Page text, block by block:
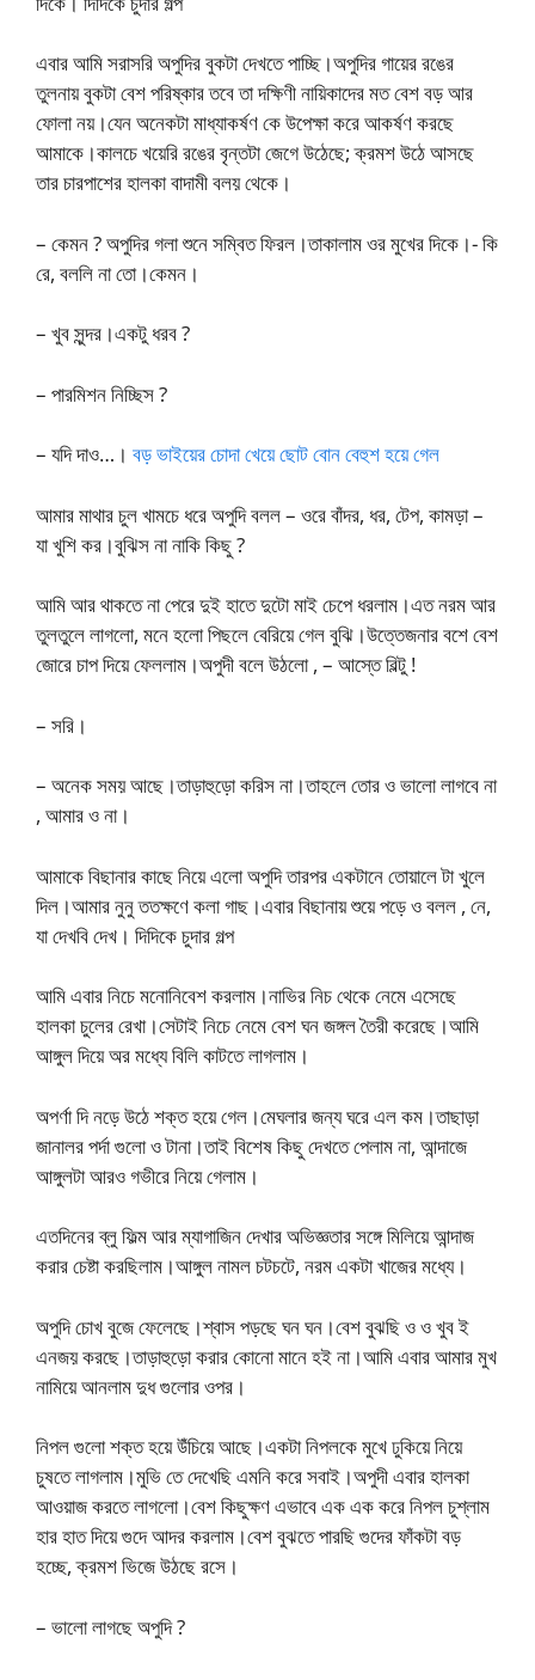
এবার আমি সরাসরি অপুদির বুকটা দেখতে পাচ্ছি।অপুদির গায়ের রঙের
তুলনায় বুকটা বেশ পরিষ্কার তবে তা দক্ষিণী নায়িকাদের মত বেশ বড় আর
ফোলা নয়।যেন অনেকটা মাধ্যাকর্ষণ কে উপেক্ষা করে আকর্ষণ করছে
আমাকে।কালচে খয়েরি রঙের বৃন্তটা জেগে উঠেছে; ক্রমশ উঠে আসছে
তার চারপাশের হালকা বাদামী বলয় থেকে।
– কেমন ? অপুদির গলা শুনে সম্বিত ফিরল।তাকালাম ওর মুখের দিকে।- কি
রে, বললি না তো।কেমন।
– খুব সুন্দর।একটু ধরব ?
– পারমিশন নিচ্ছিস ?
– যদি দাও…। বড় ভাইয়ের চোদা খেয়ে ছোট বোন বেহুশ হয়ে গেল
আমার মাথার চুল খামচে ধরে অপুদি বলল – ওরে বাঁদর, ধর, টেপ, কামড়া –
যা খুশি কর।বুঝিস না নাকি কিছু ?
আমি আর থাকতে না পেরে দুই হাতে দুটো মাই চেপে ধরলাম।এত নরম আর
তুলতুলে লাগলো, মনে হলো পিছলে বেরিয়ে গেল বুঝি।উত্তেজনার বশে বেশ
জোরে চাপ দিয়ে ফেললাম।অপুদী বলে উঠলো , – আস্তে বিল্টু !
– সরি।
– অনেক সময় আছে।তাড়াহুড়ো করিস না।তাহলে তোর ও ভালো লাগবে না
, আমার ও না।
আমাকে বিছানার কাছে নিয়ে এলো অপুদি তারপর একটানে তোয়ালে টা খুলে
দিল।আমার নুনু ততক্ষণে কলা গাছ।এবার বিছানায় শুয়ে পড়ে ও বলল , নে,
যা দেখবি দেখ। দিদিকে চুদার গল্প
আমি এবার নিচে মনোনিবেশ করলাম।নাভির নিচ থেকে নেমে এসেছে
হালকা চুলের রেখা।সেটাই নিচে নেমে বেশ ঘন জঙ্গল তৈরী করেছে।আমি
আঙ্গুল দিয়ে অর মধ্যে বিলি কাটতে লাগলাম।
অপর্ণা দি নড়ে উঠে শক্ত হয়ে গেল।মেঘলার জন্য ঘরে এল কম।তাছাড়া
জানালর পর্দা গুলো ও টানা।তাই বিশেষ কিছু দেখতে পেলাম না, আন্দাজে
আঙ্গুলটা আরও গভীরে নিয়ে গেলাম।
এতদিনের ব্লু ফিল্ম আর ম্যাগাজিন দেখার অভিজ্ঞতার সঙ্গে মিলিয়ে আন্দাজ
করার চেষ্টা করছিলাম।আঙ্গুল নামল চটচটে, নরম একটা খাজের মধ্যে।
অপুদি চোখ বুজে ফেলেছে।শ্বাস পড়ছে ঘন ঘন।বেশ বুঝছি ও ও খুব ই
এনজয় করছে।তাড়াহুড়ো করার কোনো মানে হই না।আমি এবার আমার মুখ
নামিয়ে আনলাম দুধ গুলোর ওপর।
নিপল গুলো শক্ত হয়ে উঁচিয়ে আছে।একটা নিপলকে মুখে ঢুকিয়ে নিয়ে
চুষতে লাগলাম।মুভি তে দেখেছি এমনি করে সবাই।অপুদী এবার হালকা
আওয়াজ করতে লাগলো।বেশ কিছুক্ষণ এভাবে এক এক করে নিপল চুশ্লাম
হার হাত দিয়ে গুদে আদর করলাম।বেশ বুঝতে পারছি গুদের ফাঁকটা বড়
হচ্ছে, ক্রমশ ভিজে উঠছে রসে।
– ভালো লাগছে অপুদি ?